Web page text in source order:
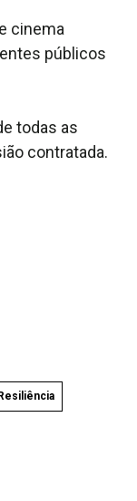
cinema
públicos
todas as
contratada.
Resiliência